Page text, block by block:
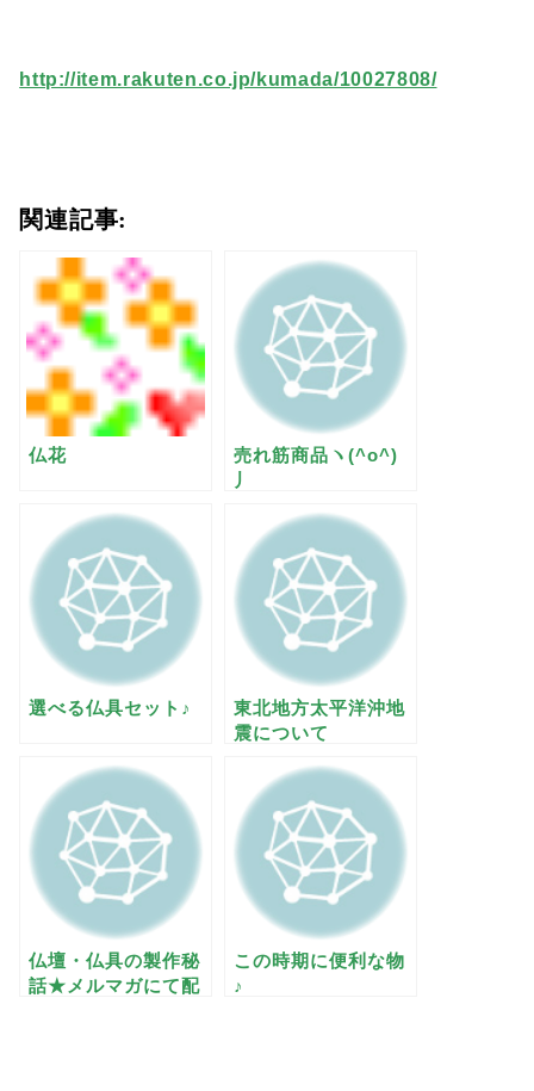
http://item.rakuten.co.jp/kumada/10027808/
関連記事:
仏花
売れ筋商品ヽ(^o^)
丿
選べる仏具セット♪
東北地方太平洋沖地
震について
仏壇・仏具の製作秘
話★メルマガにて配
この時期に便利な物
♪